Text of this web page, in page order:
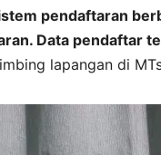
pendaftaran
Data pendaftar
lapangan di